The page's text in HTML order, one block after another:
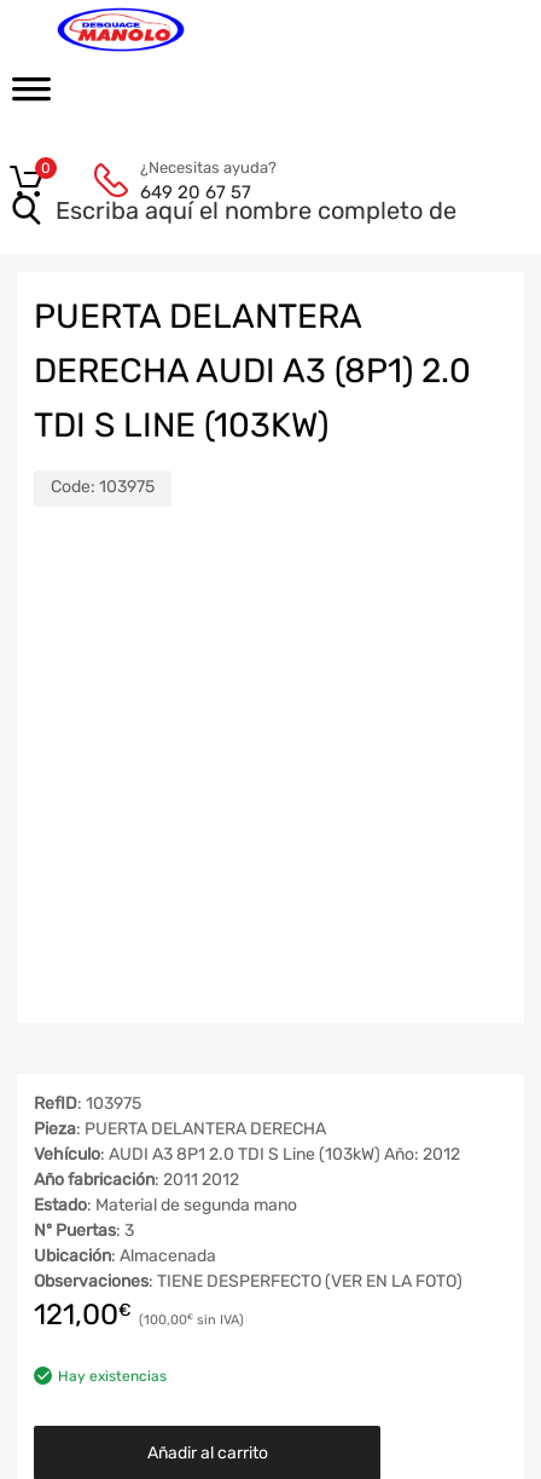
¿Necesitas ayuda?
649 20 67 57
0
PUERTA DELANTERA
DERECHA AUDI A3 (8P1) 2.0
TDI S LINE (103KW)
Code: 103975
RefID: 103975
Pieza: PUERTA DELANTERA DERECHA
Vehículo: AUDI A3 8P1 2.0 TDI S Line (103kW) Año: 2012
Año fabricación: 2011 2012
Estado: Material de segunda mano
Nº Puertas: 3
Ubicación: Almacenada
Observaciones: TIENE DESPERFECTO (VER EN LA FOTO)
121,00€ 100,00€
Hay existencias
Añadir al carrito